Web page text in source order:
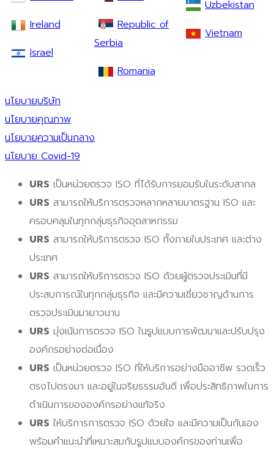
Ireland
Israel
Republic of
Serbia
Romania
Uzbekistan
Vietnam
นโยบายบริษัท
นโยบายคุณภาพ
นโยบายความเป็นกลาง
นโยบาย Covid-19
URS เป็นหน่วยตรวจ ISO ที่ได้รับการยอมรับในระดับสากล
URS สามารถให้บริการตรวจหลากหลายมาตรฐาน ISO และ
ครอบคลุมในทุกกลุ่มธุรกิจอุตสาหกรรม
URS สามารถให้บริการตรวจ ISO ทั้งภายในประเทศ และต่าง
ประเทศ
URS สามารถให้บริการตรวจ ISO ด้วยผู้ตรวจประเมินที่มี
ประสบการณ์ในทุกกลุ่มธุรกิจ และมีความเชี่ยวชาญด้านการ
ตรวจประเมินมายาวนาน
URS มุ่งเน้นการตรวจ ISO ในรูปแบบการพัฒนาและปรับปรุง
องค์กรอย่างต่อเนื่อง
URS เป็นหน่วยตรวจ ISO ที่ให้บริการอย่างมืออาชีพ รวดเร็ว
ตรงไปตรงมา และอยู่ในจริยธรรมอันดี เพื่อประสิทธิภาพในการ
ดำเนินการขององค์กรอย่างแท้จริง
URS ให้บริการการตรวจ ISO ด้วยใจ และมีความเป็นกันเอง
พร้อมคำแนะนำที่เหมาะสมกับรูปแบบองค์กรของท่านเพื่อ